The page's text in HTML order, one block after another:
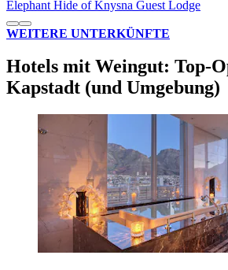
Elephant Hide of Knysna Guest Lodge
WEITERE UNTERKÜNFTE
Hotels mit Weingut: Top-
Kapstadt (und Umgebung)